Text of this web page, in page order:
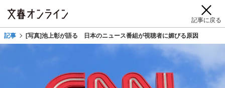
記事に戻る
記事 [写真]池上彰が語る 日本のニュース番組が視聴者に媚びる原因